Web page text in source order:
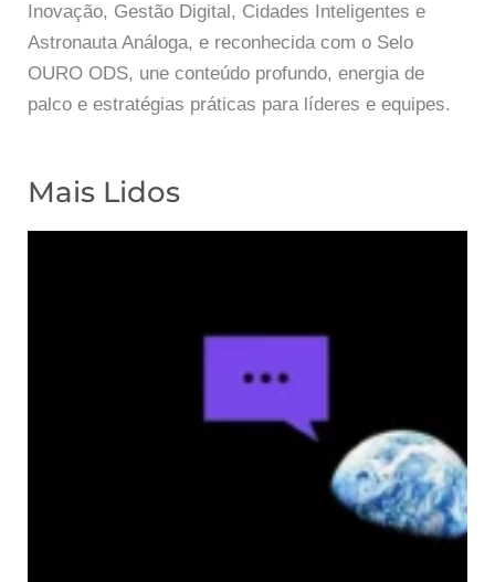
Inovação, Gestão Digital, Cidades Inteligentes e
Astronauta Análoga, e reconhecida com o Selo
OURO ODS, une conteúdo profundo, energia de
palco e estratégias práticas para líderes e equipes.
Mais Lidos